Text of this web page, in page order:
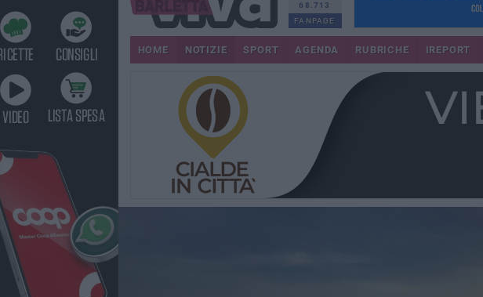
68.713
FANPAGE
HOME NOTIZIE SPORT AGENDA RUBRICHE IREPORT